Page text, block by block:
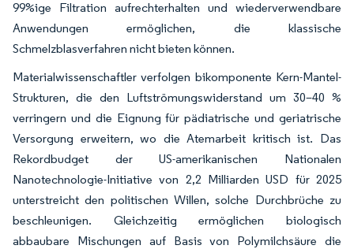
99%ige Filtration aufrechterhalten und wiederverwendbare
Anwendungen ermöglichen, die klassische
Schmelzblasverfahren nicht bieten können.
Materialwissenschaftler verfolgen bikomponente Kern-Mantel-
Strukturen, die den Luftströmungswiderstand um 30–40 %
verringern und die Eignung für pädiatrische und geriatrische
Versorgung erweitern, wo die Atemarbeit kritisch ist. Das
Rekordbudget der US-amerikanischen Nationalen
Nanotechnologie-Initiative von 2,2 Milliarden USD für 2025
unterstreicht den politischen Willen, solche Durchbrüche zu
beschleunigen. Gleichzeitig ermöglichen biologisch
abbaubare Mischungen auf Basis von Polymilchsäure die